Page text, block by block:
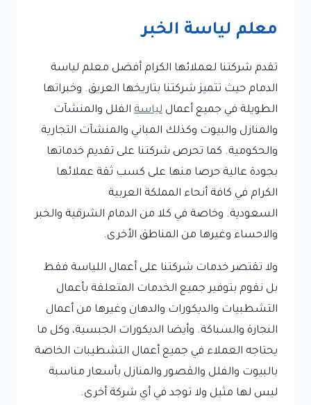
معلم لياسة الخبر
تقدم شركتنا لعملائها الكرام أفضل معلم لياسة
الدمام حيث تتميز شركتنا بتاريخها العريق. وخبراتها
الطويلة في جميع أعمال لياسة الفلل والمنشآت
والمنازل والبيوت وكذلك المباني والمنشآت التجارية
والحكومية. كما تحرص شركتنا على تقديم خدماتها
بجودة عالية حرصا منها على كسب ثقة عملائها
الكرام في كافة أنحاء المملكة العربية
السعودية. وخاصة في كلا من الدمام الشرقية والخبر
والاحساء وغيرها من المناطق الأخرى.
ولا تقتصر خدمات شركتنا على أعمال اللياسة فقط
بل نقوم بتوفير جميع الخدمات المتعلقة بأعمال
التشطبيات والديكورات والدهان وغيرها من أعمال
النجارة والسباكة. وأيضا الديكورات الجبسية، وكل ما
يحتاجه العملاء في جميع أعمال التشطيبات الخاصة
بالبيوت والفلل والقصور والمنازل بأسعار مناسبة
ليس لها مثيل ولا توجد في أي شركة أخرى.